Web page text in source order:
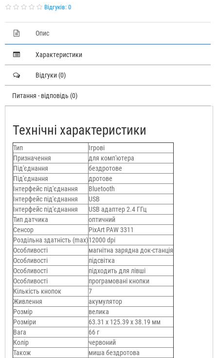
Відгуків: 0
Опис
Характеристики
Відгуки (0)
Питання - відповідь (0)
Технічні характеристики
Тип
Ігрові
Призначення
для комп'ютера
Під'єднання
бездротове
Під'єднання
дротове
Інтерфейс під'єднання
Bluetooth
Інтерфейс під'єднання
USB
Інтерфейс під'єднання
USB адаптер 2.4 ГГц
Тип датчика
оптичний
Сенсор
PixArt PAW 3311
Роздільна здатність (max)12000 dpi
Особливості
магнітна зарядна док-станція
Особливості
підсвітка
Особливості
підходить для лівші
Особливості
програмовані кнопки
Кількість кнопок
7
Живлення
акумулятор
Розмір
велика
Розміри
63.31 х 125.39 х 38.19 мм
Вага
66 г
Колір
червоний
Також
миша бездротова